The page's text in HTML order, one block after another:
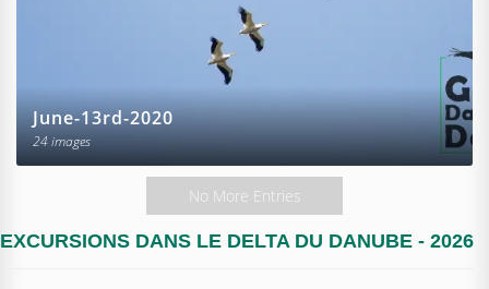
June-13rd-2020
24 images
No More Entries
EXCURSIONS DANS LE DELTA DU DANUBE - 2026